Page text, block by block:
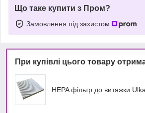
Що таке купити з Пром?
Замовлення під захистом
При купівлі цього товару
HEPA фільтр до витяжки Ulka